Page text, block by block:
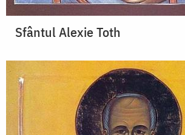
Sfântul Alexie Toth